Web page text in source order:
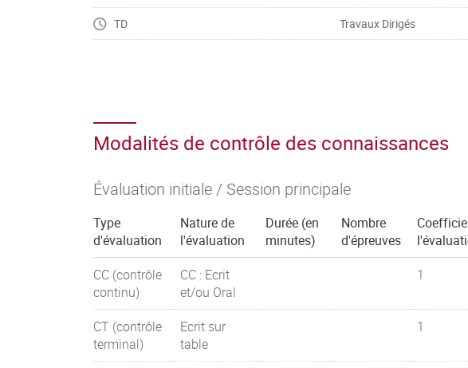
TD Travaux Dirigés
Modalités de contrôle des connaissances
Évaluation initiale / Session principale
Type
d'évaluation
Nature de
l'évaluation
Durée (en
minutes)
Nombre
d'épreuves
CC (contrôle
continu)
CC : Ecrit
et/ou Oral
1
CT (contrôle
terminal)
Ecrit sur
table
1